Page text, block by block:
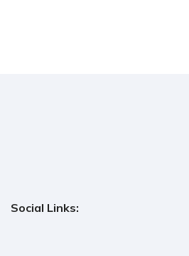
Social Links: